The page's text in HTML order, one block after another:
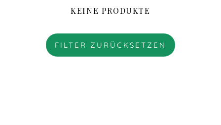
KEINE PRODUKTE
FILTER ZURÜCKSETZEN